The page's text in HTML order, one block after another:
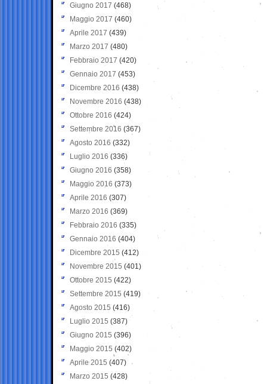
Giugno 2017 (468)
Maggio 2017 (460)
Aprile 2017 (439)
Marzo 2017 (480)
Febbraio 2017 (420)
Gennaio 2017 (453)
Dicembre 2016 (438)
Novembre 2016 (438)
Ottobre 2016 (424)
Settembre 2016 (367)
Agosto 2016 (332)
Luglio 2016 (336)
Giugno 2016 (358)
Maggio 2016 (373)
Aprile 2016 (307)
Marzo 2016 (369)
Febbraio 2016 (335)
Gennaio 2016 (404)
Dicembre 2015 (412)
Novembre 2015 (401)
Ottobre 2015 (422)
Settembre 2015 (419)
Agosto 2015 (416)
Luglio 2015 (387)
Giugno 2015 (396)
Maggio 2015 (402)
Aprile 2015 (407)
Marzo 2015 (428)